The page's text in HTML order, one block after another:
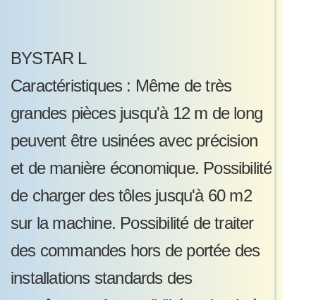
BYSTAR L
Caractéristiques : Même de très
grandes pièces jusqu'à 12 m de long
peuvent être usinées avec précision
et de manière économique. Possibilité
de charger des tôles jusqu'à 60 m2
sur la machine. Possibilité de traiter
des commandes hors de portée des
installations standards des